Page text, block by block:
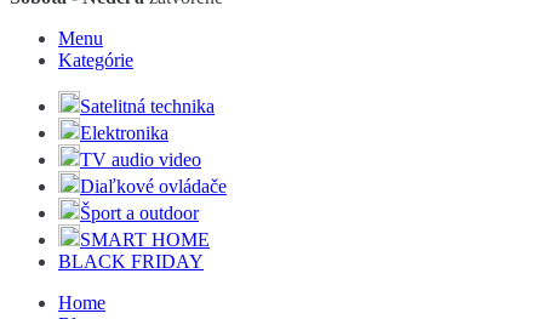
Menu
Kategórie
Satelitná technika
Elektronika
TV audio video
Diaľkové ovládače
Šport a outdoor
SMART HOME
BLACK FRIDAY
Home